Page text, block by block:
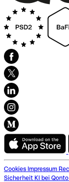
Cookies Impressum
Sicherheit KI bei Qonto